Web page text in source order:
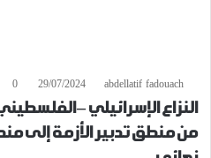
abdellatif fadouach
29/07/2024
0
النزاع الإسرائيلي –
من منطق تدبير الأزمة إلى